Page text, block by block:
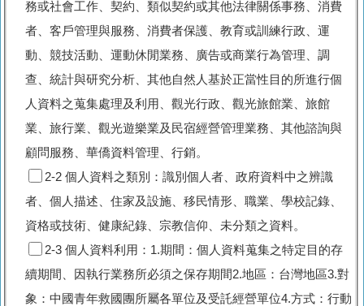
務或社會工作、契約、類似契約或其他法律關係事務、消費
者、客戶管理與服務、消費者保護、教育或訓練行政、運
動、競技活動、運動休閒業務、廣告或商業行為管理、調
查、統計與研究分析、其他自然人基於正當性目的所進行個
人資料之蒐集處理及利用、觀光行政、觀光旅館業、旅館
業、旅行業、觀光遊樂業及民宿經營管理業務、其他諮詢與
顧問服務、華僑資料管理、行銷。
2-2 個人資料之類別：識別個人者、政府資料中之辨識
者、個人描述、住家及設施、移民情形、職業、學校記錄、
資格或技術、健康紀錄、宗教信仰、未分類之資料。
2-3 個人資料利用：1.期間：個人資料蒐集之特定目的存
續期間、因執行業務所必須之保存期間2.地區：台灣地區3.對
象：中國青年救國團所屬各單位及受託經營單位4.方式：行動